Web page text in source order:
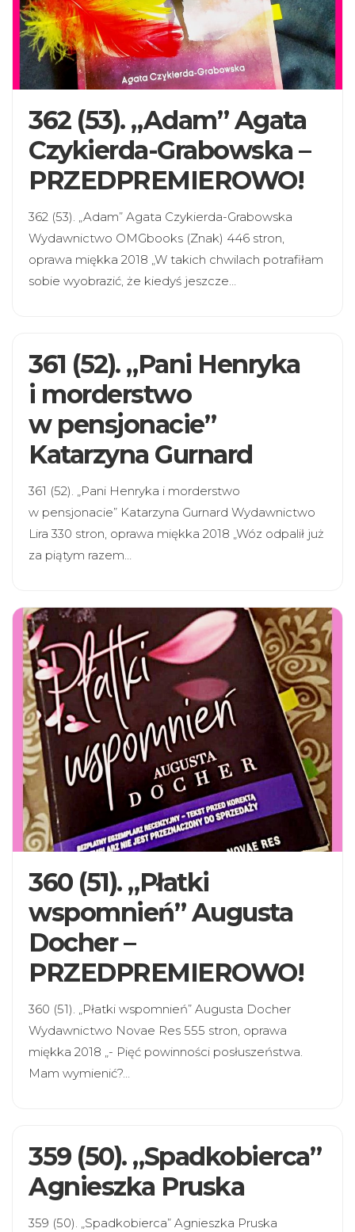
362 (53). „Adam” Agata
Czykierda-Grabowska –
PRZEDPREMIEROWO!
362 (53). „Adam” Agata Czykierda-Grabowska
Wydawnictwo OMGbooks (Znak) 446 stron,
oprawa miękka 2018 „W takich chwilach potrafiłam
sobie wyobrazić, że kiedyś jeszcze…
361 (52). „Pani Henryka
i morderstwo
w pensjonacie”
Katarzyna Gurnard
361 (52). „Pani Henryka i morderstwo
w pensjonacie” Katarzyna Gurnard Wydawnictwo
Lira 330 stron, oprawa miękka 2018 „Wóz odpalił już
za piątym razem…
360 (51). „Płatki
wspomnień” Augusta
Docher –
PRZEDPREMIEROWO!
360 (51). „Płatki wspomnień” Augusta Docher
Wydawnictwo Novae Res 555 stron, oprawa
miękka 2018 „- Pięć powinności posłuszeństwa.
Mam wymienić?…
359 (50). „Spadkobierca”
Agnieszka Pruska
359 (50). „Spadkobierca” Agnieszka Pruska